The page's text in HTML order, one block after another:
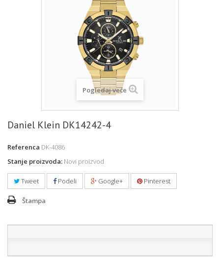
Pogledaj veće
Daniel Klein DK14242-4
Referenca DK-4086
Stanje proizvoda: Novi proizvod
Tweet Podeli Google+ Pinterest
Štampa